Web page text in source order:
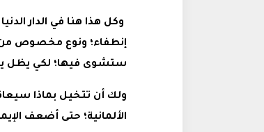
وكل هذا هنا في الدار
إنطفاء؛ ونوع مخصوص من
ستشوى فيها؛ لكي يظل
ولك أن تتخيل بماذا
الألمانية؛ حتى أضعف